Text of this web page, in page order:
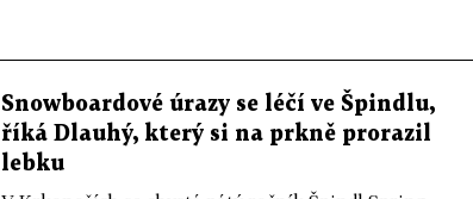
Snowboardové úrazy se léčí ve Špindlu,
říká Dlauhý, který si na prkně prorazil
lebku